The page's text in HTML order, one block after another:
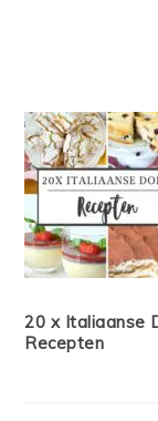
20 x Italiaanse
Recepten